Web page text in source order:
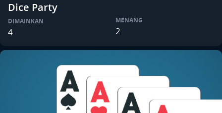
Dice Party
DIMAINKAN
4
MENANG
2